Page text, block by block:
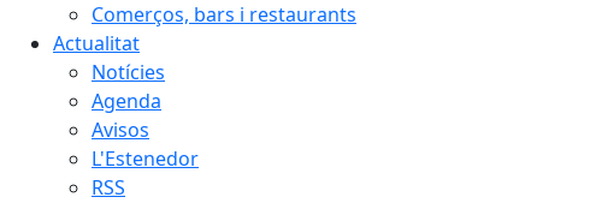
Comerços, bars i restaurants
Actualitat
Notícies
Agenda
Avisos
L'Estenedor
RSS